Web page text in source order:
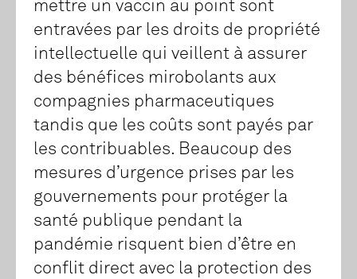
mettre un vaccin au point sont
entravées par les droits de propriété
intellectuelle qui veillent à assurer
des bénéfices mirobolants aux
compagnies pharmaceutiques
tandis que les coûts sont payés par
les contribuables. Beaucoup des
mesures d’urgence prises par les
gouvernements pour protéger la
santé publique pendant la
pandémie risquent bien d’être en
conflit direct avec la protection des